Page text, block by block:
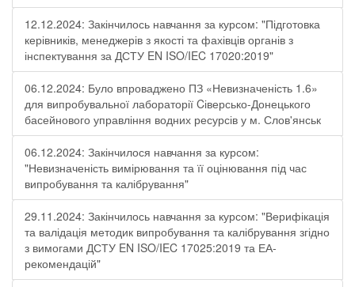
12.12.2024: Закінчилось навчання за курсом: "Підготовка
керівників, менеджерів з якості та фахівців органів з
інспектування за ДСТУ EN ISO/IEC 17020:2019"
06.12.2024: Було впроваджено ПЗ «Невизначеність 1.6»
для випробувальної лабораторії Cіверсько-Донецького
басейнового управління водних ресурсів у м. Слов'янськ
06.12.2024: Закінчилося навчання за курсом:
"Невизначеність вимірювання та її оцінювання під час
випробування та калібрування"
29.11.2024: Закінчилось навчання за курсом: "Верифікація
та валідація методик випробування та калібрування згідно
з вимогами ДСТУ EN ISO/IEC 17025:2019 та ЕА-
рекомендацій"